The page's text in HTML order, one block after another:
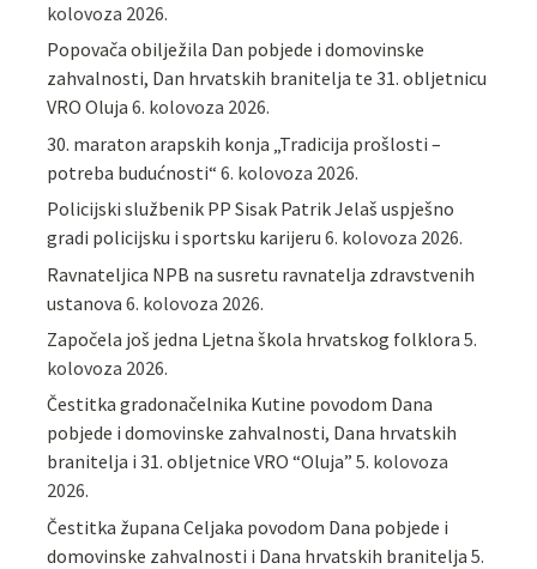
kolovoza 2026.
Popovača obilježila Dan pobjede i domovinske
zahvalnosti, Dan hrvatskih branitelja te 31. obljetnicu
VRO Oluja 6. kolovoza 2026.
30. maraton arapskih konja „Tradicija prošlosti –
potreba budućnosti“ 6. kolovoza 2026.
Policijski službenik PP Sisak Patrik Jelaš uspješno
gradi policijsku i sportsku karijeru 6. kolovoza 2026.
Ravnateljica NPB na susretu ravnatelja zdravstvenih
ustanova 6. kolovoza 2026.
Započela još jedna Ljetna škola hrvatskog folklora 5.
kolovoza 2026.
Čestitka gradonačelnika Kutine povodom Dana
pobjede i domovinske zahvalnosti, Dana hrvatskih
branitelja i 31. obljetnice VRO “Oluja” 5. kolovoza
2026.
Čestitka župana Celjaka povodom Dana pobjede i
domovinske zahvalnosti i Dana hrvatskih branitelja 5.